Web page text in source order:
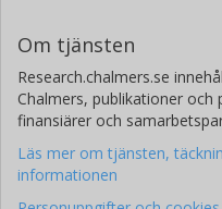
Om tjänsten
Research.chalmers.se
Chalmers, publikationer
finansiärer och
Läs mer om tjänsten,
informationen